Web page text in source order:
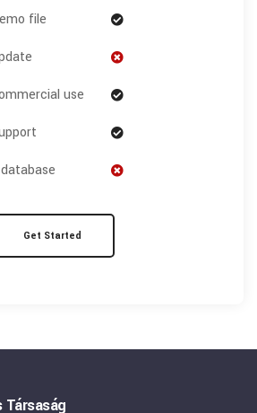
file
use
Get Started
Társaság